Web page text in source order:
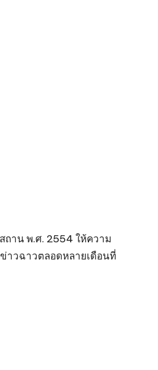
ถาน พ.ศ. 2554 ให้ความ
าวฉาวตลอดหลายเดือนที่